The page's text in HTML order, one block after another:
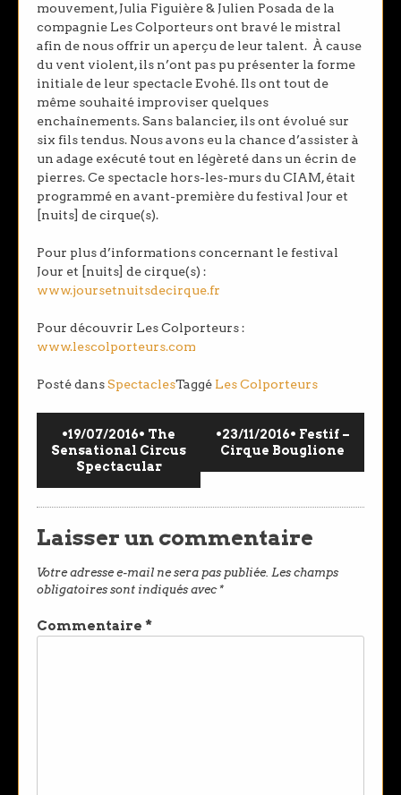
mouvement, Julia Figuière & Julien Posada de la
compagnie Les Colporteurs ont bravé le mistral
afin de nous offrir un aperçu de leur talent. À cause
du vent violent, ils n’ont pas pu présenter la forme
initiale de leur spectacle Evohé. Ils ont tout de
même souhaité improviser quelques
enchaînements. Sans balancier, ils ont évolué sur
six fils tendus. Nous avons eu la chance d’assister à
un adage exécuté tout en légèreté dans un écrin de
pierres. Ce spectacle hors-les-murs du CIAM, était
programmé en avant-première du festival Jour et
[nuits] de cirque(s).
Pour plus d’informations concernant le festival
Jour et [nuits] de cirque(s) :
www.joursetnuitsdecirque.fr
Pour découvrir Les Colporteurs :
www.lescolporteurs.com
Posté dansSpectaclesTaggé Les Colporteurs
•19/07/2016• The
Sensational Circus
Spectacular
•23/11/2016• Festif –
Cirque Bouglione
Laisser un commentaire
Votre adresse e-mail ne sera pas publiée. Les champs
obligatoires sont indiqués avec*
Commentaire *